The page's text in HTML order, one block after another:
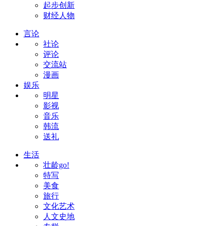
起步创新
财经人物
言论
社论
评论
交流站
漫画
娱乐
明星
影视
音乐
韩流
送礼
生活
壮龄go!
特写
美食
旅行
文化艺术
人文史地